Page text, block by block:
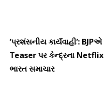
‘પ્રશંસનીય કાર્યવાહી’:
Teaser પર કેન્દ્રના
ભારત સમાચાર